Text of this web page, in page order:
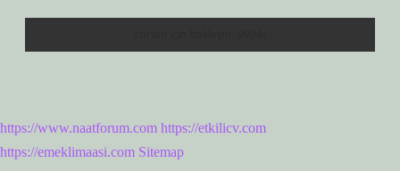
https://www.naatforum.com https://etkilicv.com
https://emeklimaasi.com Sitemap